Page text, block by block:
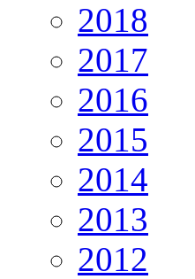
2018
2017
2016
2015
2014
2013
2012